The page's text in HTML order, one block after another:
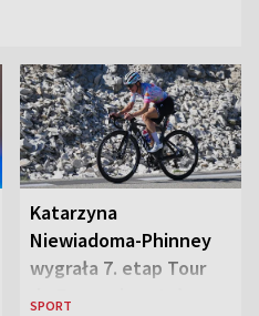
Katarzyna
Niewiadoma-Phinney
wygrała 7. etap Tour
de France i została
SPORT